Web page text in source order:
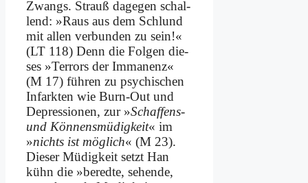
Zwangs. Strauß da­ge­gen schal­
lend: »Raus aus dem Schlund
mit al­len ver­bun­den zu sein!«
(LT 118) Denn die Fol­gen die­
ses »Ter­rors der Im­ma­nenz«
(M 17) füh­ren zu psy­chi­schen
In­fark­ten wie Burn-Out und
De­pres­sio­nen, zur »Schaf­fens-
und Kön­nens­mü­dig­keit« im
»nichts ist mög­lich« (M 23).
Die­ser Mü­dig­keit setzt Han
kühn die »be­red­te, se­hen­de,